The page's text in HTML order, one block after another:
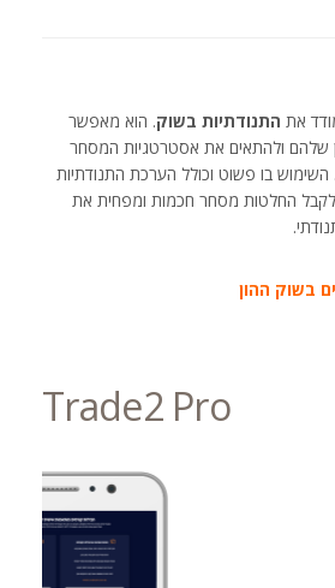
התנודתיות בשוק. הוא מאפשר
שלהם ולהתאים את אסטרטגיות המסחר
בו פשוט וכולל הערכת התנודתיות
החלטות מסחר חכמות ומפחית את
בשוק ההון
Trade2 Pro